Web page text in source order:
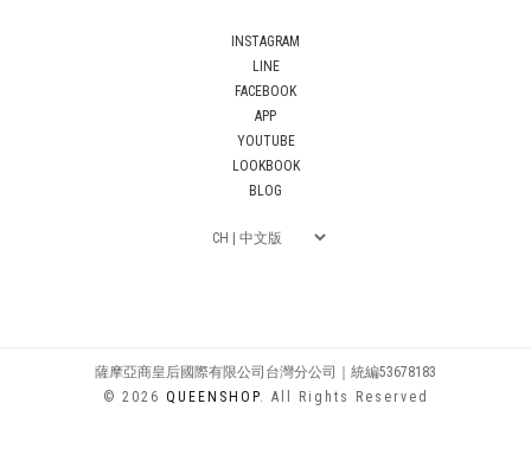
INSTAGRAM
LINE
FACEBOOK
APP
YOUTUBE
LOOKBOOK
BLOG
薩摩亞商皇后國際有限公司台灣分公司｜統編53678183
© 2026 QUEENSHOP. All Rights Reserved